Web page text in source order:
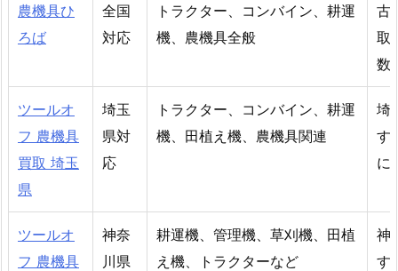
農機具ひ
ろば
全国
対応
トラクター、コンバイン、耕運
機、農機具全般
古
取
数
ツールオ
フ 農機具
買取 埼玉
県
埼玉
県対
応
トラクター、コンバイン、耕運
機、田植え機、農機具関連
埼
す
に
ツールオ
フ 農機具
神奈
川県
耕運機、管理機、草刈機、田植
え機、トラクターなど
神
す